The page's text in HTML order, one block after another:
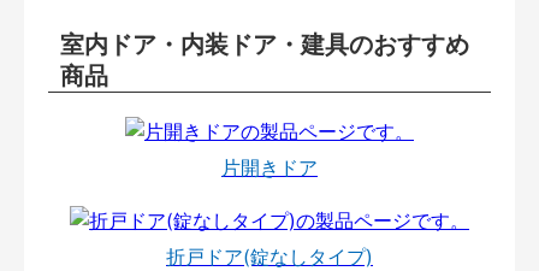
室内ドア・内装ドア・建具のおすすめ
商品
片開きドア
折戸ドア(錠なしタイプ)